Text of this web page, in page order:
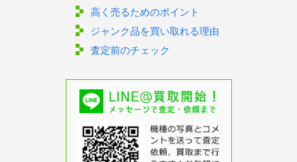
高く売るためのポイント
ジャンク品を買い取れる理由
査定前のチェック